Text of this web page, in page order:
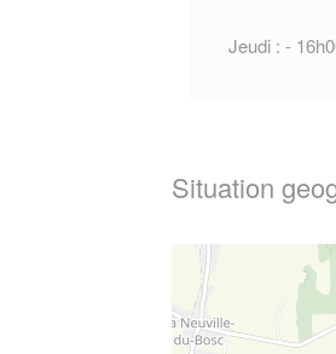
Jeudi : -
Situation